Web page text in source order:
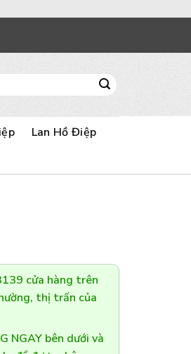
Lan Hồ Điệp
cửa hàng trên
thị trấn của
NGAY bên dưới và